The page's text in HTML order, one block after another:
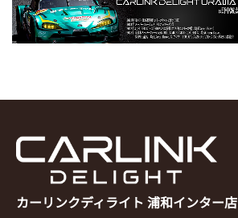
カーリンクディライト 浦和インター店